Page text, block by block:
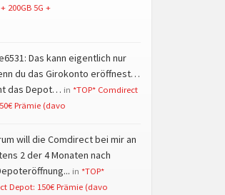
200GB 5G +
Das kann eigentlich nur
du das Girokonto eröffnest…
das Depot… in *TOP* Comdirect
Prämie (davo
will die Comdirect bei mir an
2 der 4 Monaten nach
in *TOP*
Depot: 150€ Prämie (davo